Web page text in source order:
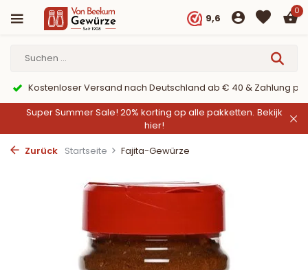
9,6
0
PayPal
9,6/10 Webwinkelkeur ✔
Super Summer Sale! 20% korting op alle pakketten. Bekijk
hier!
Zurück Startseite Fajita-Gewürze